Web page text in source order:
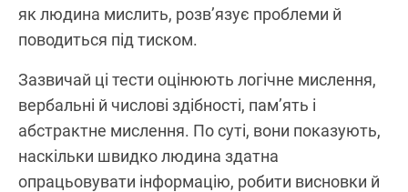
як людина мислить, розв’язує проблеми й
поводиться під тиском.
Зазвичай ці тести оцінюють логічне мислення,
вербальні й числові здібності, пам’ять і
абстрактне мислення. По суті, вони показують,
наскільки швидко людина здатна
опрацьовувати інформацію, робити висновки й